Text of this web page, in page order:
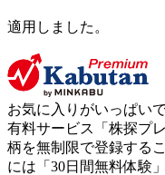
適用しました。
お気に入りがいっぱいで
有料サービス「株探プ
柄を無制限で登録する
には「30日間無料体験